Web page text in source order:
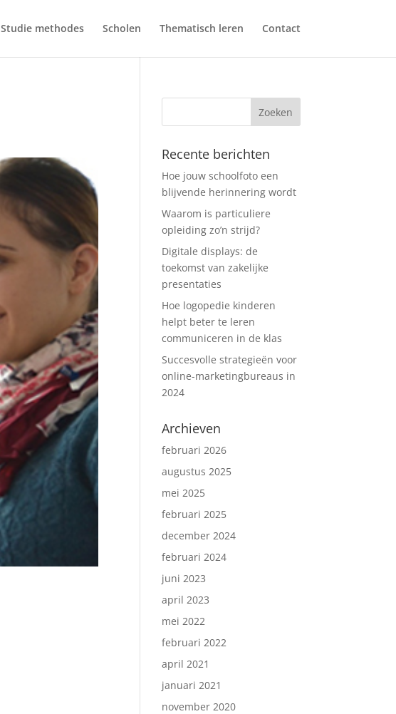
Studie methodes Scholen Thematisch leren Contact
Recente berichten
Hoe jouw schoolfoto een
blijvende herinnering wordt
Waarom is particuliere
opleiding zo’n strijd?
Digitale displays: de
toekomst van zakelijke
presentaties
Hoe logopedie kinderen
helpt beter te leren
communiceren in de klas
Succesvolle strategieën voor
online-marketingbureaus in
2024
Archieven
februari 2026
augustus 2025
mei 2025
februari 2025
december 2024
februari 2024
juni 2023
april 2023
mei 2022
februari 2022
april 2021
januari 2021
november 2020